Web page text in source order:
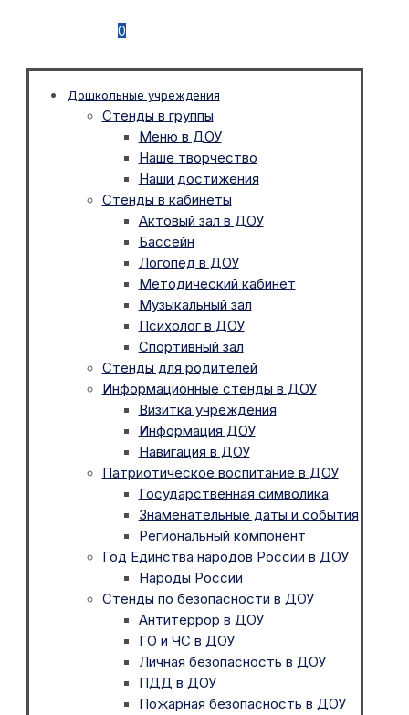
0
Дошкольные учреждения
Стенды в группы
Меню в ДОУ
Наше творчество
Наши достижения
Стенды в кабинеты
Актовый зал в ДОУ
Бассейн
Логопед в ДОУ
Методический кабинет
Музыкальный зал
Психолог в ДОУ
Спортивный зал
Стенды для родителей
Информационные стенды в ДОУ
Визитка учреждения
Информация ДОУ
Навигация в ДОУ
Патриотическое воспитание в ДОУ
Государственная символика
Знаменательные даты и события
Региональный компонент
Год Единства народов России в ДОУ
Народы России
Стенды по безопасности в ДОУ
Антитеррор в ДОУ
ГО и ЧС в ДОУ
Личная безопасность в ДОУ
ПДД в ДОУ
Пожарная безопасность в ДОУ